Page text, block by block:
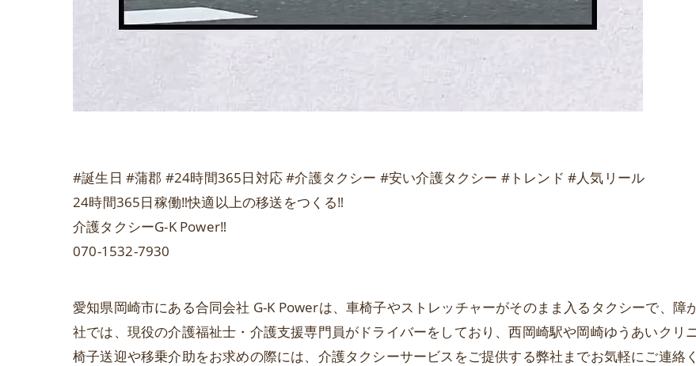
#誕生日 #蒲郡 #24時間365日対応 #介護タクシー #安い介護タクシー #トレンド #人気リール
24時間365日稼働‼️快適以上の移送をつくる‼️
介護タクシーG-K Power‼️
070-1532-7930
愛知県岡崎市にある合同会社 G-K Powerは、車椅子やストレッチャーがそのまま入るタクシーで、
社では、現役の介護福祉士・介護支援専門員がドライバーをしており、西岡崎駅や岡崎ゆうあいクリ
椅子送迎や移乗介助をお求めの際には、介護タクシーサービスをご提供する弊社までお気軽にご連絡く